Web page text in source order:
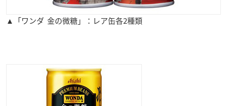
▲「ワンダ 金の微糖」：レア缶各2種類